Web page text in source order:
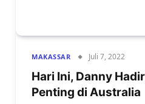
MAKASSAR Juli 7, 2022
Hari Ini, Danny
Penting di Australia